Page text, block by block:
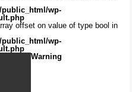
public_html/wp-
offset on value of type bool in
public_html/wp-
Warning